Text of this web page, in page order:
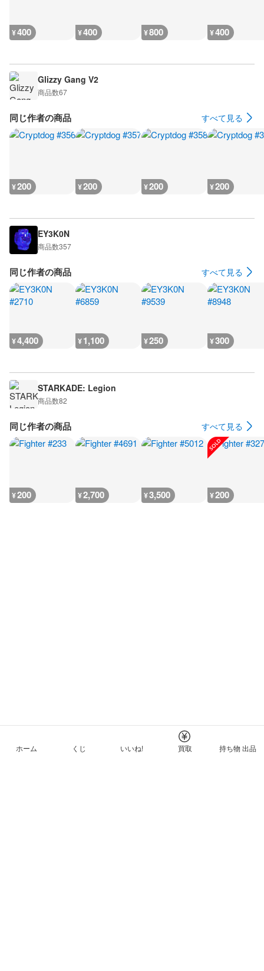
¥400 ¥400 ¥800 ¥400
Glizzy Gang V2
商品数67
同じ作者の商品 すべて見る
¥200 ¥200 ¥200 ¥200
EY3K0N
商品数357
同じ作者の商品 すべて見る
¥4,400 ¥1,100 ¥250 ¥300
STARKADE: Legion
商品数82
同じ作者の商品 すべて見る
¥200 ¥2,700 ¥3,500 ¥200
ホーム くじ いいね! 買取 持ち物 出品